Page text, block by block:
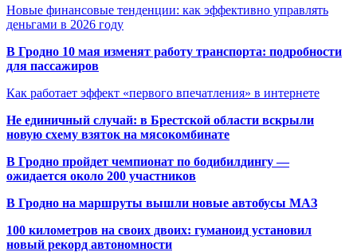
Новые финансовые тенденции: как эффективно управлять
деньгами в 2026 году
В Гродно 10 мая изменят работу транспорта: подробности
для пассажиров
Как работает эффект «первого впечатления» в интернете
Не единичный случай: в Брестской области вскрыли
новую схему взяток на мясокомбинате
В Гродно пройдет чемпионат по бодибилдингу —
ожидается около 200 участников
В Гродно на маршруты вышли новые автобусы МАЗ
100 километров на своих двоих: гуманоид установил
новый рекорд автономности